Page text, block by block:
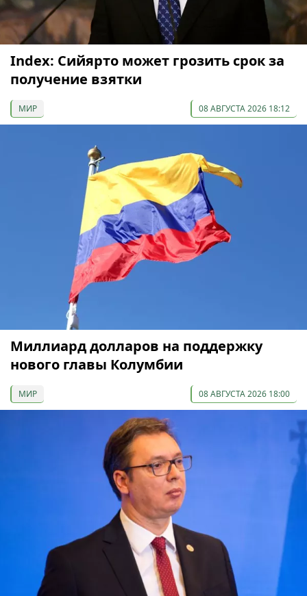
Index: Сийярто может грозить срок за
получение взятки
МИР 08 АВГУСТА 2026 18:12
Миллиард долларов на поддержку
нового главы Колумбии
МИР 08 АВГУСТА 2026 18:00